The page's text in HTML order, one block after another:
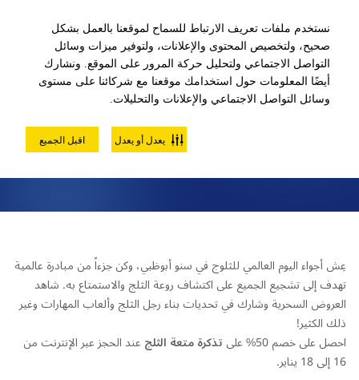
نستخدم ملفات تعريف الارتباط للسماح لموقعنا بالعمل بشكل
صحيح، ولتخصيص المحتوى والإعلانات، ولتوفير ميزات وسائل
التواصل الاجتماعي ولتحليل حركة المرور على الموقع. ونشارك
أيضًا المعلومات حول استخدامك موقعنا مع شركائنا على مستوى
وسائل التواصل الاجتماعي والإعلانات والتحليلات.
اقبل الجميع يعدل أو يعدل تذكرة متعة الثلج
عِش أجواء اليوم العالمي للثلوج في سنو أبوظبي، وكن جزءاً من مبادرة عالمية
تهدف إلى تشجيع الجميع على اكتشاف روعة الثلج والاستمتاع به. شاهد
العروض السحرية وشارك في تحديات بناء رجل الثلج وألعاب المهارات وغير
ذلك الكثير!
احصل على خصم 50% على
تذكرة متعة الثلجعند الحجز عبر الإنترنت من
16 إلى 18 يناير.